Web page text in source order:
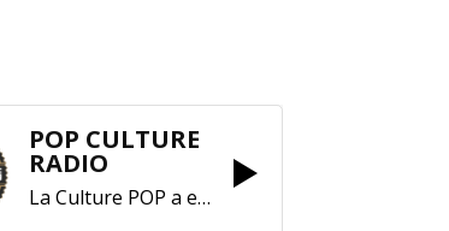
POP CULTURE
RADIO
La Culture POP a enfin trouvé sa RADIO !